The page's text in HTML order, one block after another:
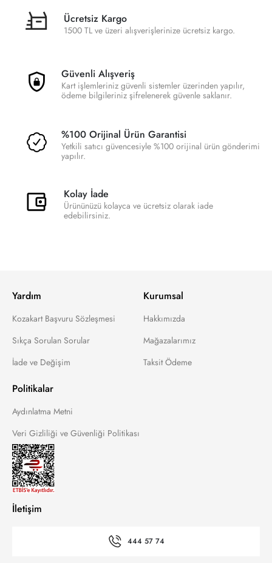
Ücretsiz Kargo
1500 TL ve üzeri alışverişlerinize ücretsiz kargo.
Güvenli Alışveriş
Kart işlemleriniz güvenli sistemler üzerinden yapılır,
ödeme bilgileriniz şifrelenerek güvenle saklanır.
%100 Orijinal Ürün Garantisi
Yetkili satıcı güvencesiyle %100 orijinal ürün gönderimi
yapılır.
Kolay İade
Ürününüzü kolayca ve ücretsiz olarak iade
edebilirsiniz.
Yardım
Kozakart Başvuru Sözleşmesi
Sıkça Sorulan Sorular
İade ve Değişim
Kurumsal
Hakkımızda
Mağazalarımız
Taksit Ödeme
Politikalar
Aydınlatma Metni
Veri Gizliliği ve Güvenliği Politikası
İletişim
444 57 74